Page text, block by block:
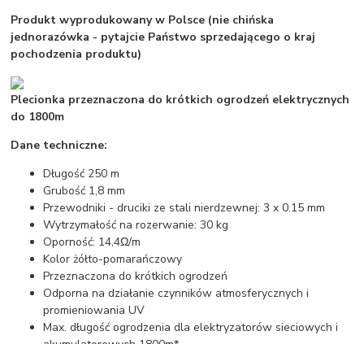
Produkt wyprodukowany w Polsce (nie chińska
jednorazówka - pytajcie Państwo sprzedającego o kraj
pochodzenia produktu)
Plecionka przeznaczona do krótkich ogrodzeń elektrycznych
do 1800m
Dane techniczne:
Długość 250 m
Grubość 1,8 mm
Przewodniki - druciki ze stali nierdzewnej: 3 x 0.15 mm
Wytrzymałość na rozerwanie: 30 kg
Oporność: 14,4Ω/m
Kolor żółto-pomarańczowy
Przeznaczona do krótkich ogrodzeń
Odporna na działanie czynników atmosferycznych i
promieniowania UV
Max. długość ogrodzenia dla elektryzatorów sieciowych i